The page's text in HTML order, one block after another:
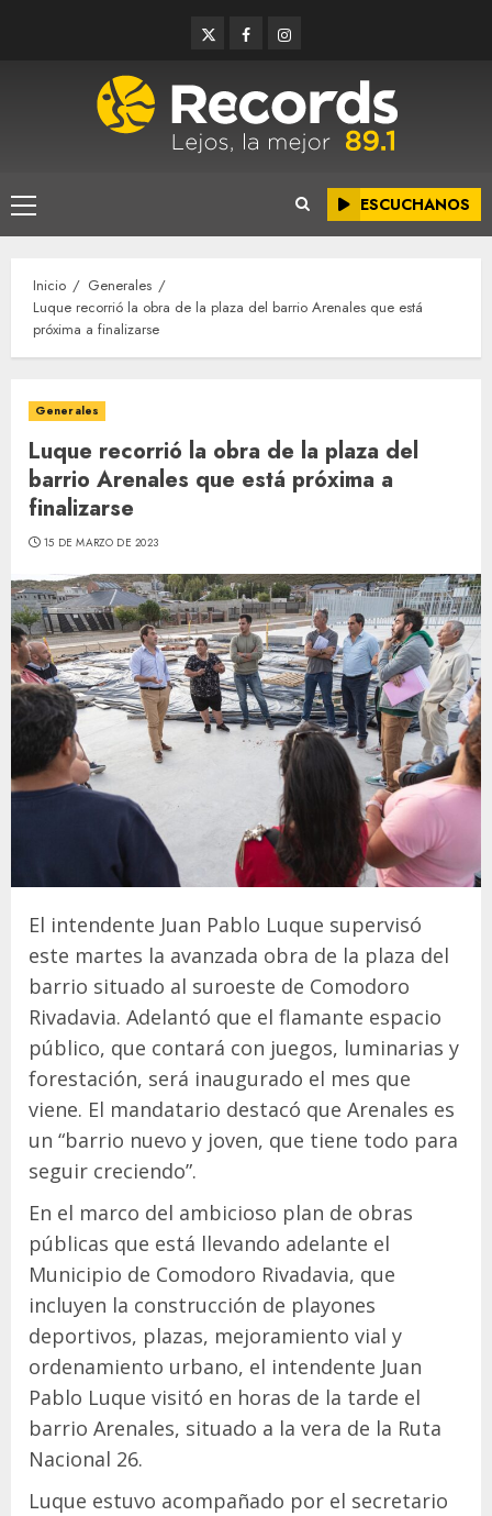
TwitterFacebookInstagram
Menú
principal
ESCUCHANOS
Inicio
Generales
Luque recorrió la obra de la plaza del barrio Arenales que está
próxima a finalizarse
Generales
Luque recorrió la obra de la plaza del
barrio Arenales que está próxima a
finalizarse
15 DE MARZO DE 2023
El intendente Juan Pablo Luque supervisó
este martes la avanzada obra de la plaza del
barrio situado al suroeste de Comodoro
Rivadavia. Adelantó que el flamante espacio
público, que contará con juegos, luminarias y
forestación, será inaugurado el mes que
viene. El mandatario destacó que Arenales es
un “barrio nuevo y joven, que tiene todo para
seguir creciendo”.
En el marco del ambicioso plan de obras
públicas que está llevando adelante el
Municipio de Comodoro Rivadavia, que
incluyen la construcción de playones
deportivos, plazas, mejoramiento vial y
ordenamiento urbano, el intendente Juan
Pablo Luque visitó en horas de la tarde el
barrio Arenales, situado a la vera de la Ruta
Nacional 26.
Luque estuvo acompañado por el secretario